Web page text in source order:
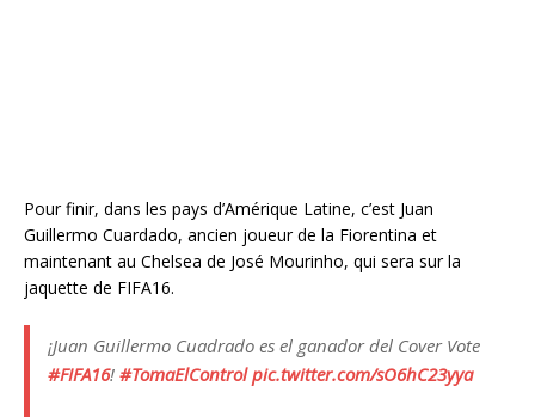
Pour finir, dans les pays d’Amérique Latine, c’est Juan
Guillermo Cuardado, ancien joueur de la Fiorentina et
maintenant au Chelsea de José Mourinho, qui sera sur la
jaquette de FIFA16.
¡Juan Guillermo Cuadrado es el ganador del Cover Vote
#FIFA16! #TomaElControl pic.twitter.com/sO6hC23yya